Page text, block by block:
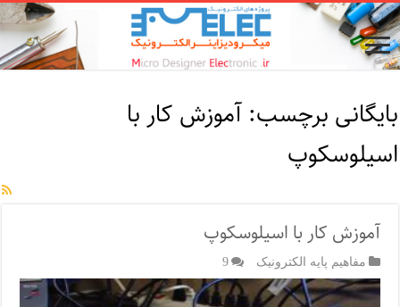
بایگانی برچسب:آموزش کار با
اسیلوسکوپ
آموزش کار با اسیلوسکوپ
مفاهیم پایه الکترونیک 9